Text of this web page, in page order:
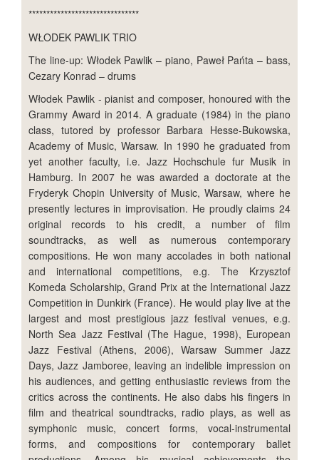
*******************************
WŁODEK PAWLIK TRIO
The line-up: Włodek Pawlik – piano, Paweł Pańta – bass,
Cezary Konrad – drums
Włodek Pawlik - pianist and composer, honoured with the
Grammy Award in 2014. A graduate (1984) in the piano
class, tutored by professor Barbara Hesse-Bukowska,
Academy of Music, Warsaw. In 1990 he graduated from
yet another faculty, i.e. Jazz Hochschule fur Musik in
Hamburg. In 2007 he was awarded a doctorate at the
Fryderyk Chopin University of Music, Warsaw, where he
presently lectures in improvisation. He proudly claims 24
original records to his credit, a number of film
soundtracks, as well as numerous contemporary
compositions. He won many accolades in both national
and international competitions, e.g. The Krzysztof
Komeda Scholarship, Grand Prix at the International Jazz
Competition in Dunkirk (France). He would play live at the
largest and most prestigious jazz festival venues, e.g.
North Sea Jazz Festival (The Hague, 1998), European
Jazz Festival (Athens, 2006), Warsaw Summer Jazz
Days, Jazz Jamboree, leaving an indelible impression on
his audiences, and getting enthusiastic reviews from the
critics across the continents. He also dabs his fingers in
film and theatrical soundtracks, radio plays, as well as
symphonic music, concert forms, vocal-instrumental
forms, and compositions for contemporary ballet